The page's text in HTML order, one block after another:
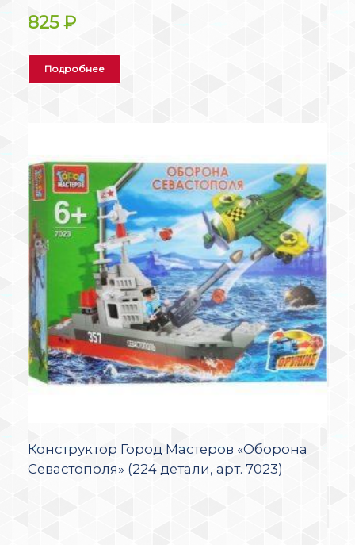
825₽
Подробнее
Конструктор Город Мастеров «Оборона
Севастополя» (224 детали, арт. 7023)